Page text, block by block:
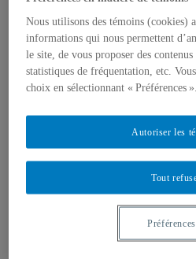
Futurs étudiants
Étudier en géographie
Nos programmes
Étudiants internationaux
Portrait de nos
Étudiants
Vie étudiante et
Ressources et services
Emplois et orientation
Soutien financier
Normes méthodologiques
Nous utilisons des témoins (cookies)
informations qui nous permettent
le site, de vous proposer des
statistiques de fréquentation, etc.
choix en sélectionnant « Préférences ».
Tout
Autoriser les
Préférences